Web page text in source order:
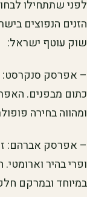
לפני שתתחילו
הזנים הנפוצים
שוק עוטף ישראל:
– אפרסק סנקרסט:
כתום מבפנים.
ומהווה בחירה
– אפרסק אברהם:
ופרי בהיר
במיוחד ובמרקם